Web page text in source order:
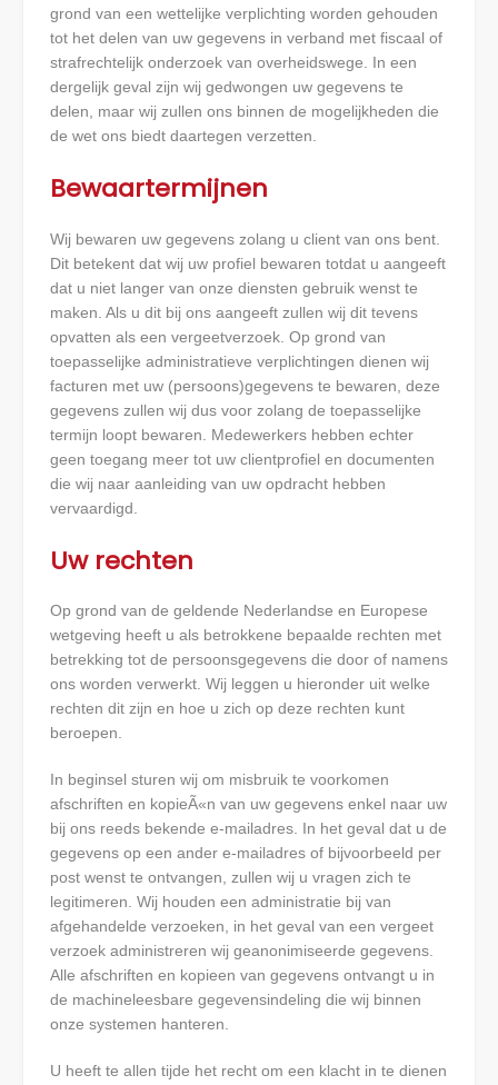
grond van een wettelijke verplichting worden gehouden
tot het delen van uw gegevens in verband met fiscaal of
strafrechtelijk onderzoek van overheidswege. In een
dergelijk geval zijn wij gedwongen uw gegevens te
delen, maar wij zullen ons binnen de mogelijkheden die
de wet ons biedt daartegen verzetten.
Bewaartermijnen
Wij bewaren uw gegevens zolang u client van ons bent.
Dit betekent dat wij uw profiel bewaren totdat u aangeeft
dat u niet langer van onze diensten gebruik wenst te
maken. Als u dit bij ons aangeeft zullen wij dit tevens
opvatten als een vergeetverzoek. Op grond van
toepasselijke administratieve verplichtingen dienen wij
facturen met uw (persoons)gegevens te bewaren, deze
gegevens zullen wij dus voor zolang de toepasselijke
termijn loopt bewaren. Medewerkers hebben echter
geen toegang meer tot uw clientprofiel en documenten
die wij naar aanleiding van uw opdracht hebben
vervaardigd.
Uw rechten
Op grond van de geldende Nederlandse en Europese
wetgeving heeft u als betrokkene bepaalde rechten met
betrekking tot de persoonsgegevens die door of namens
ons worden verwerkt. Wij leggen u hieronder uit welke
rechten dit zijn en hoe u zich op deze rechten kunt
beroepen.
In beginsel sturen wij om misbruik te voorkomen
afschriften en kopieÃ«n van uw gegevens enkel naar uw
bij ons reeds bekende e-mailadres. In het geval dat u de
gegevens op een ander e-mailadres of bijvoorbeeld per
post wenst te ontvangen, zullen wij u vragen zich te
legitimeren. Wij houden een administratie bij van
afgehandelde verzoeken, in het geval van een vergeet
verzoek administreren wij geanonimiseerde gegevens.
Alle afschriften en kopieen van gegevens ontvangt u in
de machineleesbare gegevensindeling die wij binnen
onze systemen hanteren.
U heeft te allen tijde het recht om een klacht in te dienen